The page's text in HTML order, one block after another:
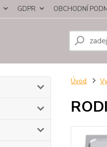
GDPR OBCHODNÍ
Úvod